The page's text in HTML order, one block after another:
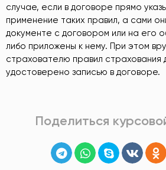
случае, если в договоре прямо
применение таких правил, а сами
документе с договором или на его
либо приложены к нему. При этом
страхователю правил страхования
удостоверено записью в договоре.
Поделиться